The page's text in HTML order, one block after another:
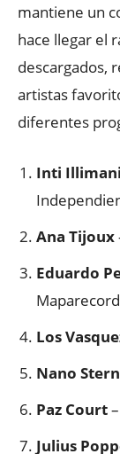
mantiene un
hace llegar el
descargados,
artistas
diferentes
Inti Illimani
Ana Tijoux
Eduardo
Los
Nano Stern
Paz Court
Julius